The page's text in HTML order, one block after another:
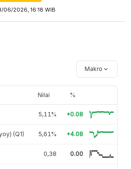
06/2026, 16:18 WIB
Makro
Nilai %
5,11% +0.08
(Q1) 5,61% +4.08
0,38 0.00